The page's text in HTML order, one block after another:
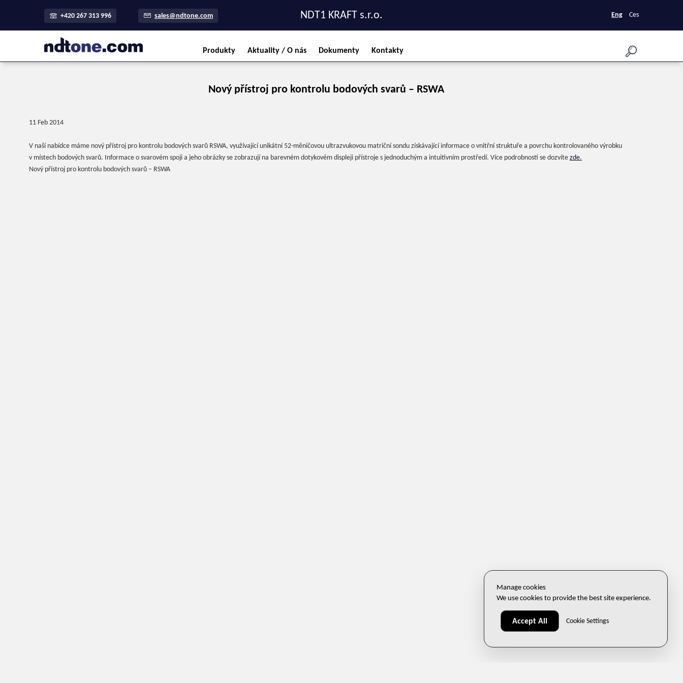
+420 267 313 996 sales@ndtone.com NDT1 KRAFT s.r.o. Eng Ces
Produkty Aktuality / O nás Dokumenty Kontakty
Nový přístroj pro kontrolu bodových svarů – RSWA
11 Feb 2014
V naší nabídce máme nový přístroj pro kontrolu bodových svarů RSWA, využívající unikátní 52-měničovou ultrazvukovou matriční sondu získávající informace o vnitřní struktuře a povrchu kontrolovaného výrobku
v místech bodových svarů. Informace o svarovém spoji a jeho obrázky se zobrazují na barevném dotykovém displeji přístroje s jednoduchým a intuitivním prostředí. Více podrobností se dozvítezde.
Nový přístroj pro kontrolu bodových svarů – RSWA
Manage cookies
We use cookies to provide the best site experience.
Accept All Cookie Settings